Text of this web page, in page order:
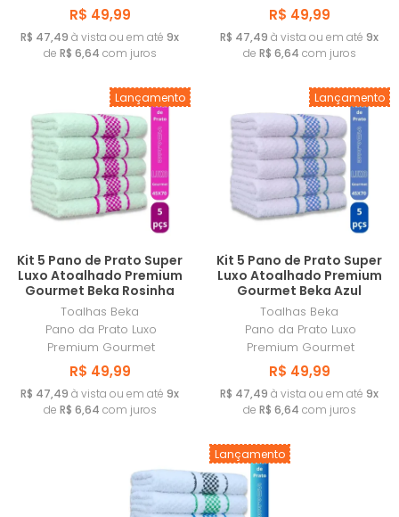
R$ 49,99
R$ 47,49 à vista ou em até 9x
de R$ 6,64 com juros
R$ 49,99
R$ 47,49 à vista ou em até 9x
de R$ 6,64 com juros
Lançamento
Kit 5 Pano de Prato Super
Luxo Atoalhado Premium
Gourmet Beka Rosinha
Toalhas Beka
Pano da Prato Luxo
Premium Gourmet
R$ 49,99
R$ 47,49 à vista ou em até 9x
de R$ 6,64 com juros
Lançamento
Kit 5 Pano de Prato Super
Luxo Atoalhado Premium
Gourmet Beka Azul
Toalhas Beka
Pano da Prato Luxo
Premium Gourmet
R$ 49,99
R$ 47,49 à vista ou em até 9x
de R$ 6,64 com juros
Lançamento